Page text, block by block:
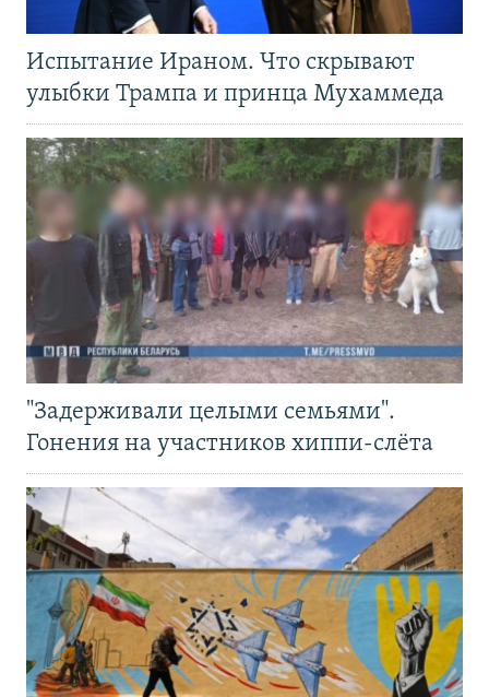
Испытание Ираном. Что скрывают
улыбки Трампа и принца Мухаммеда
"Задерживали целыми семьями".
Гонения на участников хиппи-слёта